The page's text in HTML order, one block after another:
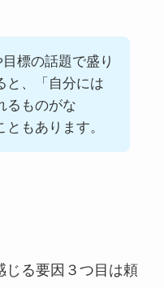
標の話題で盛り
と、「自分には
るものがな
もあります。
じる要因３つ目は頼